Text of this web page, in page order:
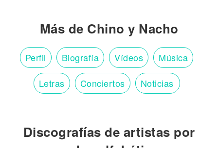
Más de Chino y Nacho
Perfil Biografía Vídeos Música
Letras Conciertos Noticias
Discografías de artistas por